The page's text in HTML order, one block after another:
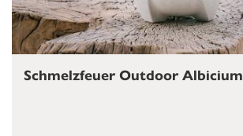
Schmelzfeuer Outdoor Albicium